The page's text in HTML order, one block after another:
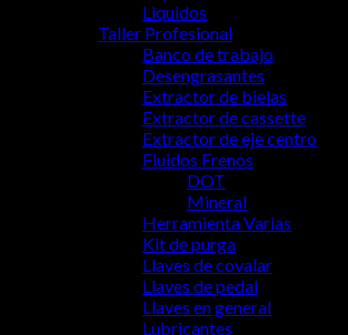
Liquidos
Taller Profesional
Banco de trabajo
Desengrasantes
Extractor de bielas
Extractor de cassette
Extractor de eje centro
Fluidos Frenos
DOT
Mineral
Herramienta Varias
Kit de purga
Llaves de covalar
Llaves de pedal
Llaves en general
Lubricantes